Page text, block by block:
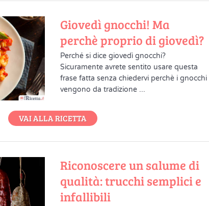
Giovedì gnocchi! Ma
perchè proprio di giovedì?
Perché si dice giovedì gnocchi?
Sicuramente avrete sentito usare questa
frase fatta senza chiedervi perchè i gnocchi
vengono da tradizione ...
VAI ALLA RICETTA
Riconoscere un salume di
qualità: trucchi semplici e
infallibili